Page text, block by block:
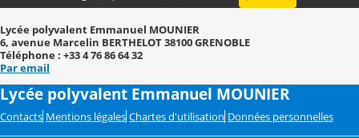
Lycée polyvalent Emmanuel MOUNIER
6, avenue Marcelin BERTHELOT 38100 GRENOBLE
Téléphone : +33 4 76 86 64 32
Par email
Lycée polyvalent Emmanuel MOUNIER
Contacts Mentions légales Chartes d'utilisation Données personnelles